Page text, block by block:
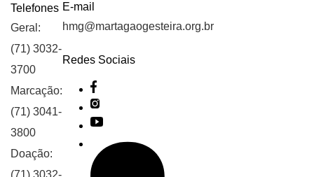
Telefones
Geral:
(71) 3032-
3700
Marcação:
(71) 3041-
3800
Doação:
E-mail
hmg@martagaogesteira.org.br
Redes Sociais